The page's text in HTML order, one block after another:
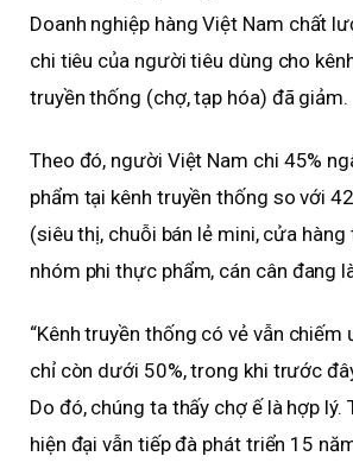
Doanh nghiệp hàng Việt Nam chất
chi tiêu của người tiêu dùng cho
truyền thống (chợ, tạp hóa) đã giảm.
Theo đó, người Việt Nam chi 45%
phẩm tại kênh truyền thống so với
(siêu thị, chuỗi bán lẻ mini, cửa
nhóm phi thực phẩm, cán cân đang
“Kênh truyền thống có vẻ vẫn chiếm
chỉ còn dưới 50%, trong khi trước
Do đó, chúng ta thấy chợ ế là hợp lý.
hiện đại vẫn tiếp đà phát triển 15